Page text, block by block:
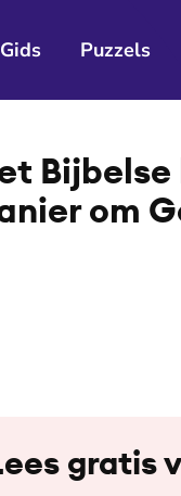
Gids Puzzels
om
gratis